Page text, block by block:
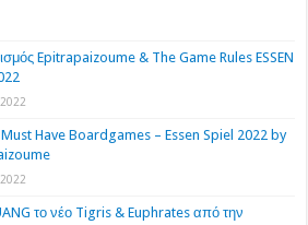
Epitrapaizoume & The Game Rules ESSEN
Have Boardgames – Essen Spiel 2022 by
το νέο Tigris & Euphrates από την